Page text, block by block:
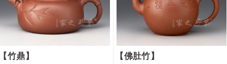
竹鼎 佛肚竹